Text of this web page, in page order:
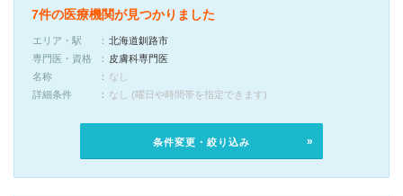
7件の医療機関が見つかりました
エリア・駅
北海道釧路市
専門医・資格
皮膚科専門医
名称
なし
詳細条件
なし (曜日や時間帯を指定できます)
条件変更・絞り込み